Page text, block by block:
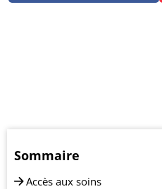
Sommaire
Accès aux soins